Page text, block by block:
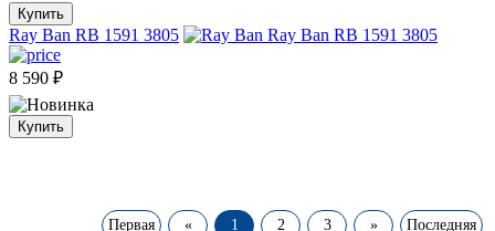
Купить
Ray Ban RB 1591 3805
8 590 ₽
Купить
Первая « 1 2 3 » Последняя